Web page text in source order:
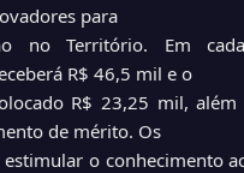
para
no Território. Em
R$ 46,5 mil e o
R$ 23,25 mil,
de mérito. Os
o conhecimento